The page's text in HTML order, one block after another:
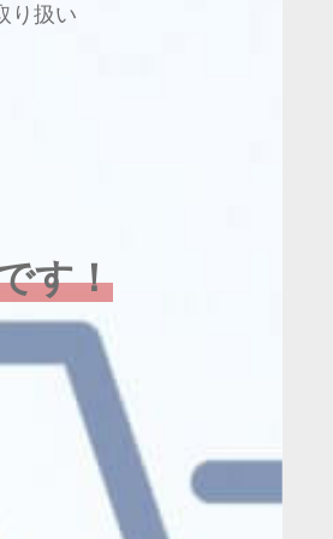
り扱い
す！